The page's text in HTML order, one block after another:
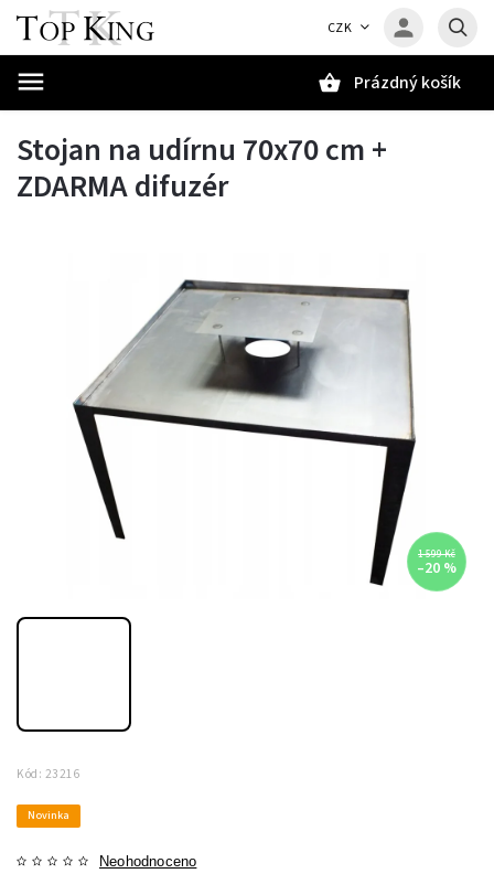
CZK
Prázdný košík
Stojan na udírnu 70x70 cm +
ZDARMA difuzér
1 599 Kč
–20 %
Kód: 23216
Novinka
Neohodnoceno